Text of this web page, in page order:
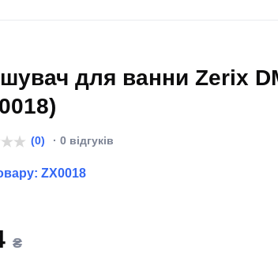
для ванни Zerix
(0) · 0 відгуків
ZX0018
₴